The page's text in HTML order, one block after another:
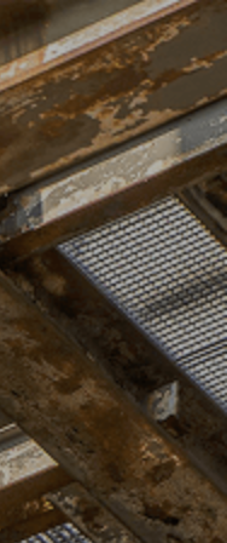
索取報價